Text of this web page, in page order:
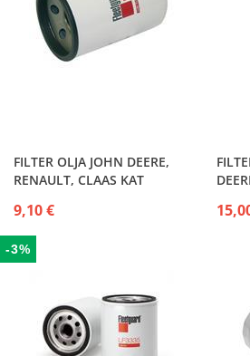
FILTER OLJA JOHN DEERE,
RENAULT, CLAAS KAT
9,10 €
-3%